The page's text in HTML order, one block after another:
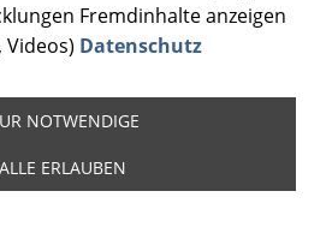
Fremdinhalte anzeigen
Videos) Datenschutz
NOTWENDIGE
ALLE ERLAUBEN